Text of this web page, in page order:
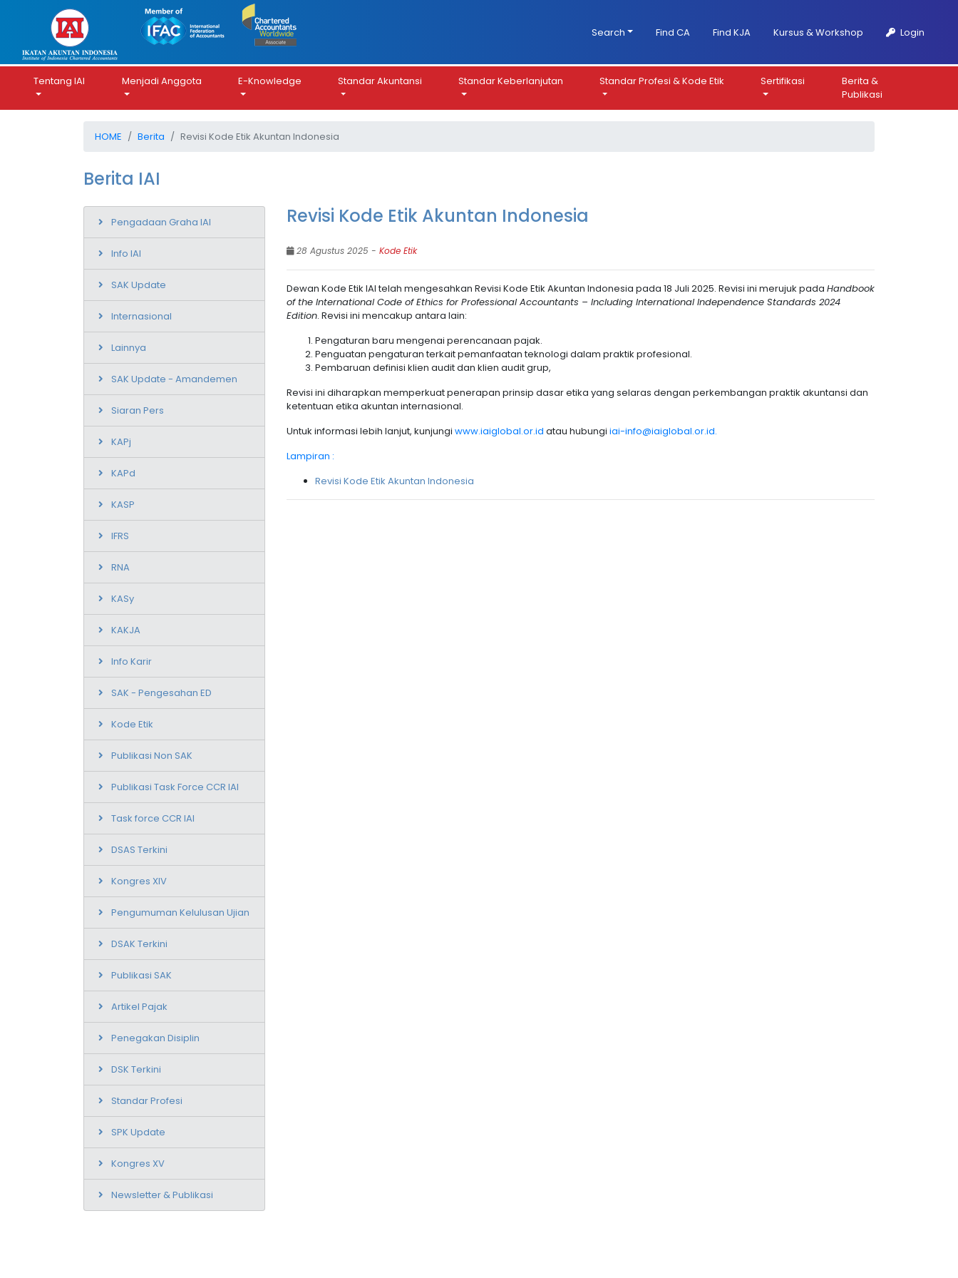
Search Find CA Find KJA Kursus & Workshop Login
Tentang IAI Menjadi Anggota E-Knowledge Standar Akuntansi Standar Keberlanjutan Standar Profesi & Kode Etik Sertifikasi
Berita &
Publikasi
HOME Berita Revisi Kode Etik Akuntan Indonesia
Berita IAI
Pengadaan Graha IAI
Info IAI
SAK Update
Internasional
Lainnya
SAK Update - Amandemen
Siaran Pers
KAPj
KAPd
KASP
IFRS
RNA
KASy
KAKJA
Info Karir
SAK - Pengesahan ED
Kode Etik
Publikasi Non SAK
Publikasi Task Force CCR IAI
Task force CCR IAI
DSAS Terkini
Kongres XIV
Pengumuman Kelulusan Ujian
DSAK Terkini
Publikasi SAK
Artikel Pajak
Penegakan Disiplin
DSK Terkini
Standar Profesi
SPK Update
Kongres XV
Newsletter & Publikasi
Revisi Kode Etik Akuntan Indonesia
28 Agustus 2025 - Kode Etik
Dewan Kode Etik IAI telah mengesahkan Revisi Kode Etik Akuntan Indonesia pada 18 Juli 2025. Revisi ini merujuk pada Handbook
of the International Code of Ethics for Professional Accountants – Including International Independence Standards 2024
Edition. Revisi ini mencakup antara lain:
Pengaturan baru mengenai perencanaan pajak.
Penguatan pengaturan terkait pemanfaatan teknologi dalam praktik profesional.
Pembaruan definisi klien audit dan klien audit grup,
Revisi ini diharapkan memperkuat penerapan prinsip dasar etika yang selaras dengan perkembangan praktik akuntansi dan
ketentuan etika akuntan internasional.
Untuk informasi lebih lanjut, kunjungi www.iaiglobal.or.id atau hubungi iai-info@iaiglobal.or.id.
Lampiran :
Revisi Kode Etik Akuntan Indonesia